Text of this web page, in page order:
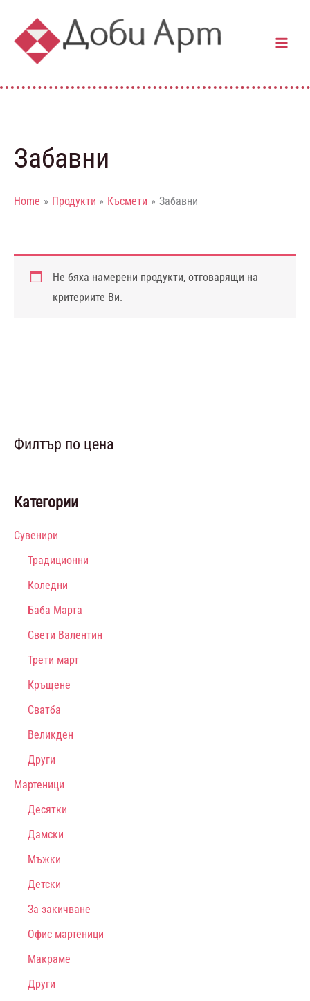
content
Филтър по цена
Категории
Сувенири
Традиционни
Коледни
Баба Марта
Свети Валентин
Трети март
Кръщене
Сватба
Великден
Други
Мартеници
Десятки
Дамски
Мъжки
Детски
За закичване
Офис мартеници
Макраме
Други
Забавни
Home Продукти Късмети Забавни
Не бяха намерени продукти, отговарящи на
критериите Ви.